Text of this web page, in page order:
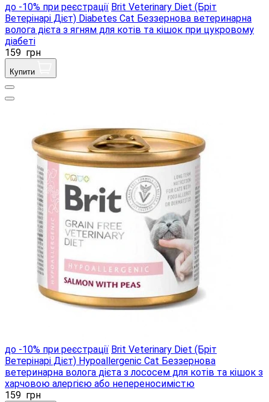
до -10% при реєстрації Brit Veterinary Diet (Бріт
Ветерінарі Дієт) Diabetes Cat Беззернова ветеринарна
волога дієта з ягням для котів та кішок при цукровому
діабеті
159 грн
Купити
до -10% при реєстрації Brit Veterinary Diet (Бріт
Ветерінарі Дієт) Hypoallergenic Cat Беззернова
ветеринарна волога дієта з лососем для котів та кішок з
харчовою алергією або непереносимістю
159 грн